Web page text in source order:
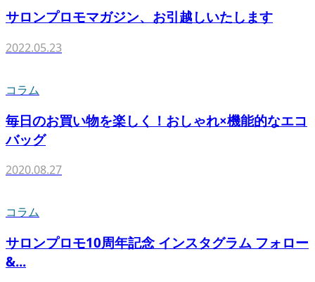
サロンプロモマガジン、お引越しいたします
2022.05.23
コラム
毎日のお買い物を楽しく！おしゃれ×機能的なエコ
バッグ
2020.08.27
コラム
サロンプロモ10周年記念 インスタグラム フォロー
&...